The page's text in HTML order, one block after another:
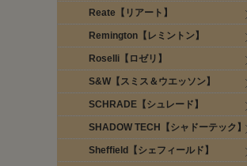
Reate【リアート】
Remington【レミントン】
Roselli【ロゼリ】
S&W【スミス＆ウエッソン】
SCHRADE【シュレード】
SHADOW TECH【シャドーテック】
Sheffield【シェフィールド】